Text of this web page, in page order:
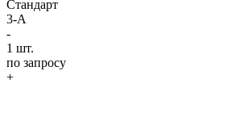
Стандарт
3-A
-
1 шт.
по запросу
+